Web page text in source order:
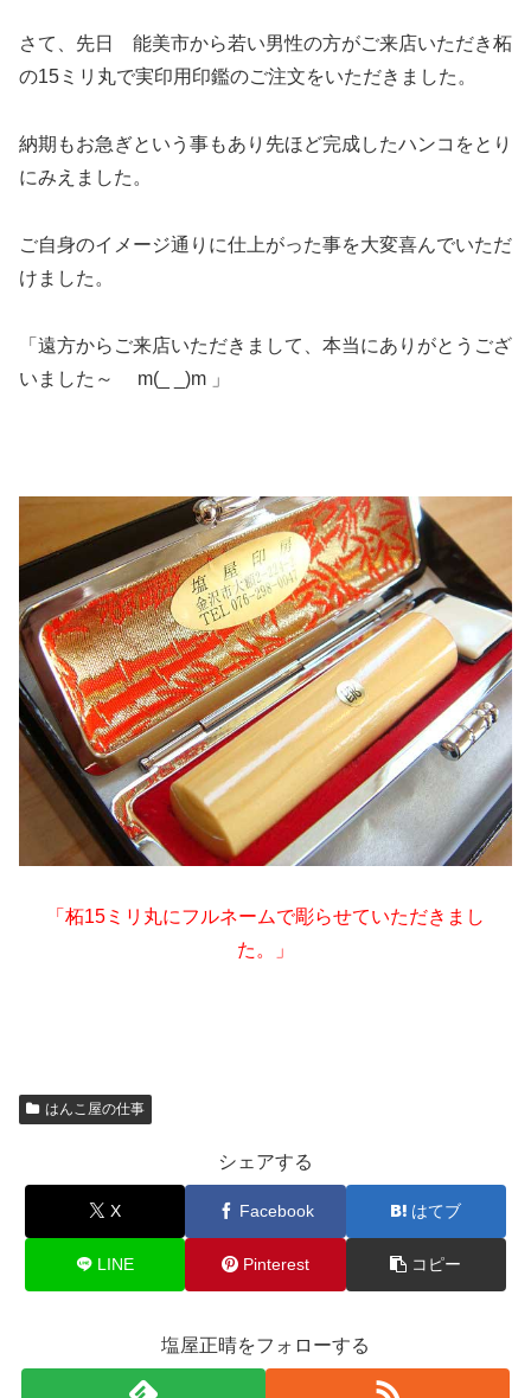
さて、先日 能美市から若い男性の方がご来店いただき柘
の15ミリ丸で実印用印鑑のご注文をいただきました。
納期もお急ぎという事もあり先ほど完成したハンコをとり
にみえました。
ご自身のイメージ通りに仕上がった事を大変喜んでいただ
けました。
「遠方からご来店いただきまして、本当にありがとうござ
いました～ m(_ _)m 」
「柘15ミリ丸にフルネームで彫らせていただきまし
た。」
はんこ屋の仕事
シェアする
X Facebook はてブ
LINE Pinterest コピー
塩屋正晴をフォローする